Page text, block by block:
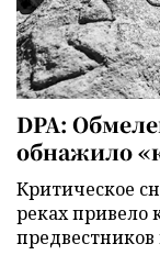
DPA:
обнажило
Критическое
реках привело